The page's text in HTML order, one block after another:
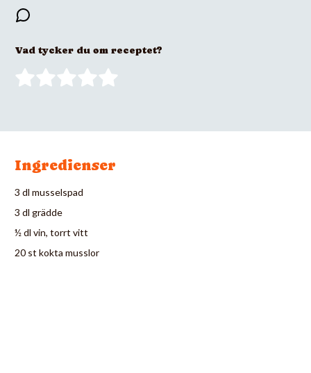
Vad tycker du om receptet?
Ingredienser
3 dl musselspad
3 dl grädde
½ dl vin, torrt vitt
20 st kokta musslor